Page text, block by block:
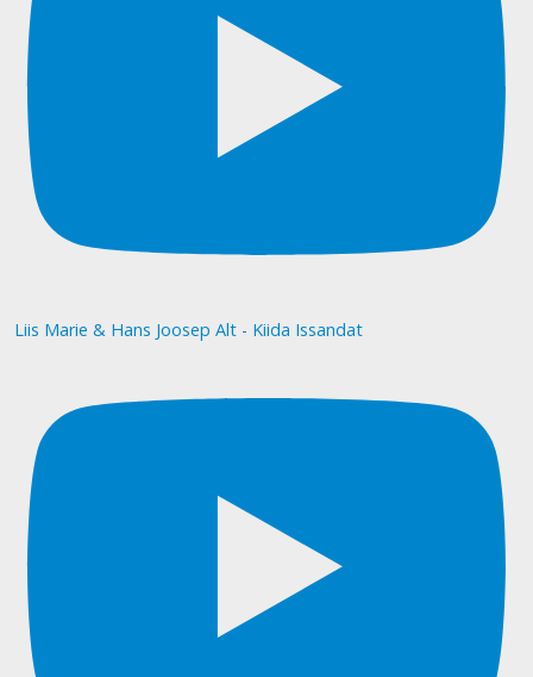
Liis Marie & Hans Joosep Alt - Kiida Issandat